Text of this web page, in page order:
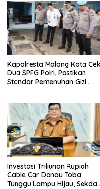
Kapolresta Malang Kota Cek
Dua SPPG Polri, Pastikan
Standar Pemenuhan Gizi
Investasi Triliunan Rupiah
Cable Car Danau Toba
Tunggu Lampu Hijau, Sekda